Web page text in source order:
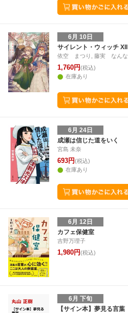
6月 10日
サイレント・ウィッチ
依空 まつり, 藤実 なんな
1,760円(税込)
在庫あり
6月 24日
成瀬は信じた道をいく
宮島 未奈
693円(税込)
在庫あり
6月 12日
カフェ保健室
吉野万理子
1,980円(税込)
6月 下旬
【サイン本】夢見る言葉